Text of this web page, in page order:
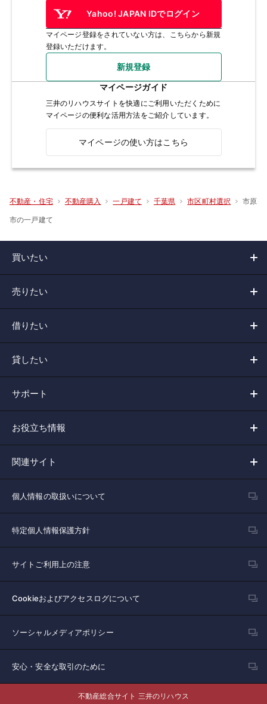
Yahoo! JAPAN IDでログイン
マイページ登録をされていない方は、こちらから新規
登録いただけます。
新規登録
マイページガイド
三井のリハウスサイトを快適にご利用いただくために
マイページの便利な活用方法をご紹介しています。
マイページの使い方はこちら
不動産・住宅 不動産購入 一戸建て 千葉県 市区町村選択 市原
市の一戸建て
買いたい
売りたい
借りたい
貸したい
サポート
お役立ち情報
関連サイト
個人情報の取扱いについて
特定個人情報保護方針
サイトご利用上の注意
Cookieおよびアクセスログについて
ソーシャルメディアポリシー
安心・安全な取引のために
不動産総合サイト 三井のリハウス